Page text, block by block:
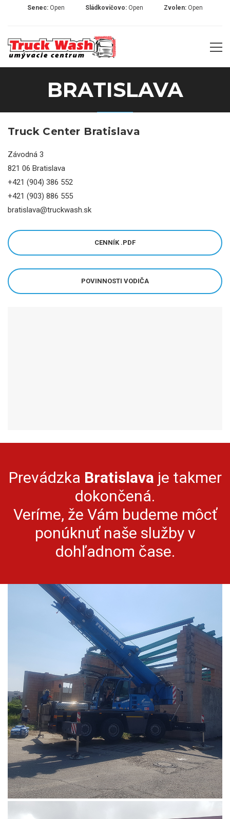
Senec: Open Sládkovičovo: Open Zvolen: Open
BRATISLAVA
Truck Center Bratislava
Závodná 3
821 06 Bratislava
+421 (904) 386 552
+421 (903) 886 555
bratislava@truckwash.sk
CENNÍK .PDF
POVINNOSTI VODIČA
Prevádzka Bratislava je takmer
dokončená.
Veríme, že Vám budeme môcť
ponúknuť naše služby v
dohľadnom čase.